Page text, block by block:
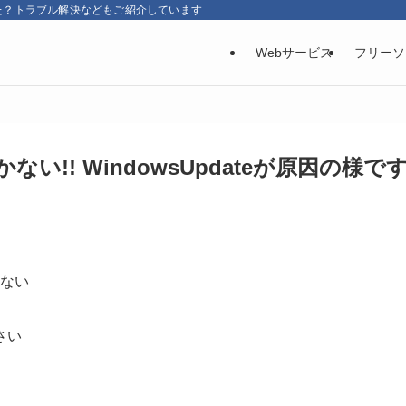
トラブル解決などもご紹介しています
Webサービス フリー
ない!! WindowsUpdateが原因の様で
い
い